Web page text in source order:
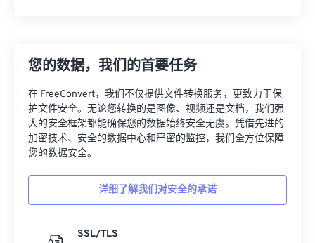
您的数据，我们的首要任务
在 FreeConvert，我们不仅提供文件转换服务，更致力于保
护文件安全。无论您转换的是图像、视频还是文档，我们强
大的安全框架都能确保您的数据始终安全无虞。凭借先进的
加密技术、安全的数据中心和严密的监控，我们全方位保障
您的数据安全。
详细了解我们对安全的承诺
SSL/TLS